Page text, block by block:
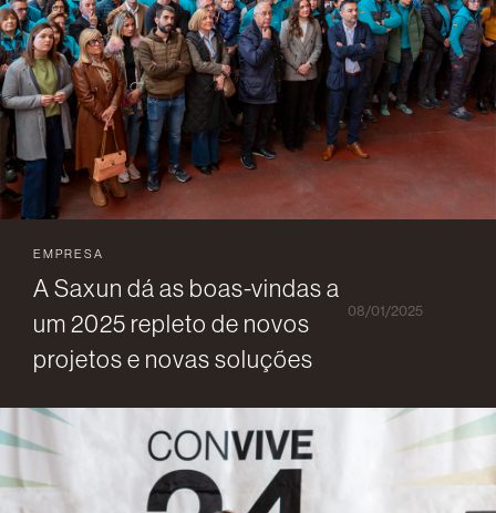
EMPRESA
A Saxun dá as boas-vindas a
um 2025 repleto de novos
projetos e novas soluções
08/01/2025